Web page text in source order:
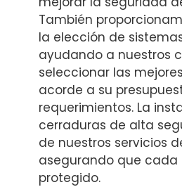
También
la elección de
ayudando a nuestros
seleccionar las
acorde a su
requerimientos. La
cerraduras de alta
de nuestros servicios
asegurando que cada
protegido.